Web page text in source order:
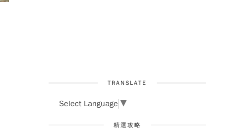
TRANSLATE
Select Language ▼
精選攻略